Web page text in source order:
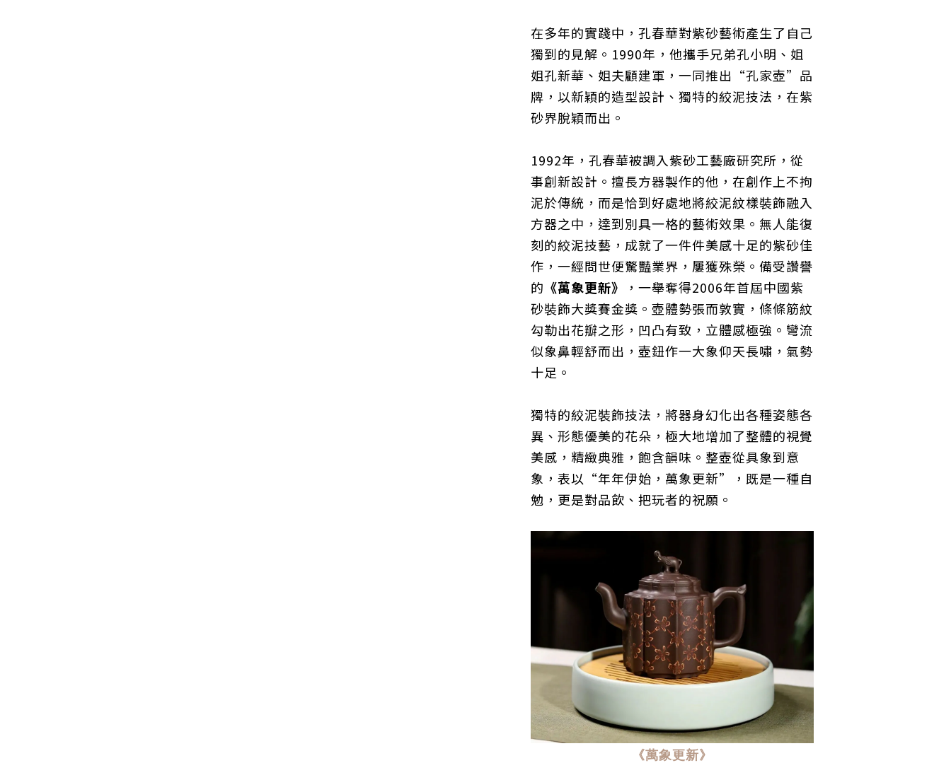
在多年的實踐中，孔春華對紫砂藝術產生了自己
獨到的見解。1990年，他攜手兄弟孔小明、姐
姐孔新華、姐夫顧建軍，一同推出“孔家壺”品
牌，以新穎的造型設計、獨特的絞泥技法，在紫
砂界脫穎而出。
1992年，孔春華被調入紫砂工藝廠研究所，從
事創新設計。擅長方器製作的他，在創作上不拘
泥於傳統，而是恰到好處地將絞泥紋樣裝飾融入
方器之中，達到別具一格的藝術效果。無人能復
刻的絞泥技藝，成就了一件件美感十足的紫砂佳
作，一經問世便驚豔業界，屢獲殊榮。備受讚譽
的 《萬象更新》
，一舉奪得2006年首屆中國紫
砂裝飾大獎賽金獎。壺體勢張而敦實，條條筋紋
勾勒出花瓣之形，凹凸有致，立體感極強。彎流
似象鼻輕舒而出，壺鈕作一大象仰天長嘯，氣勢
十足。
獨特的絞泥裝飾技法，將器身幻化出各種姿態各
異、形態優美的花朵，極大地增加了整體的視覺
美感，精緻典雅，飽含韻味。整壺從具象到意
象，表以“年年伊始，萬象更新”，既是一種自
勉，更是對品飲、把玩者的祝願。
《萬象更新》